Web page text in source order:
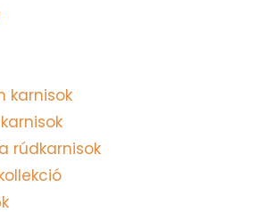
karnisok
rúdkarnisok